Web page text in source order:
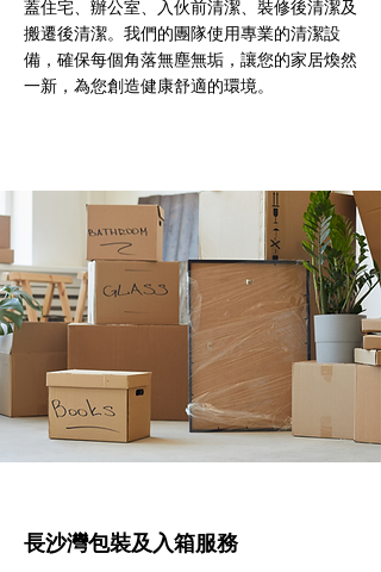
蓋住宅、辦公室、入伙前清潔、裝修後清潔及
搬遷後清潔。我們的團隊使用專業的清潔設
備，確保每個角落無塵無垢，讓您的家居煥然
一新，為您創造健康舒適的環境。
長沙灣包裝及入箱服務